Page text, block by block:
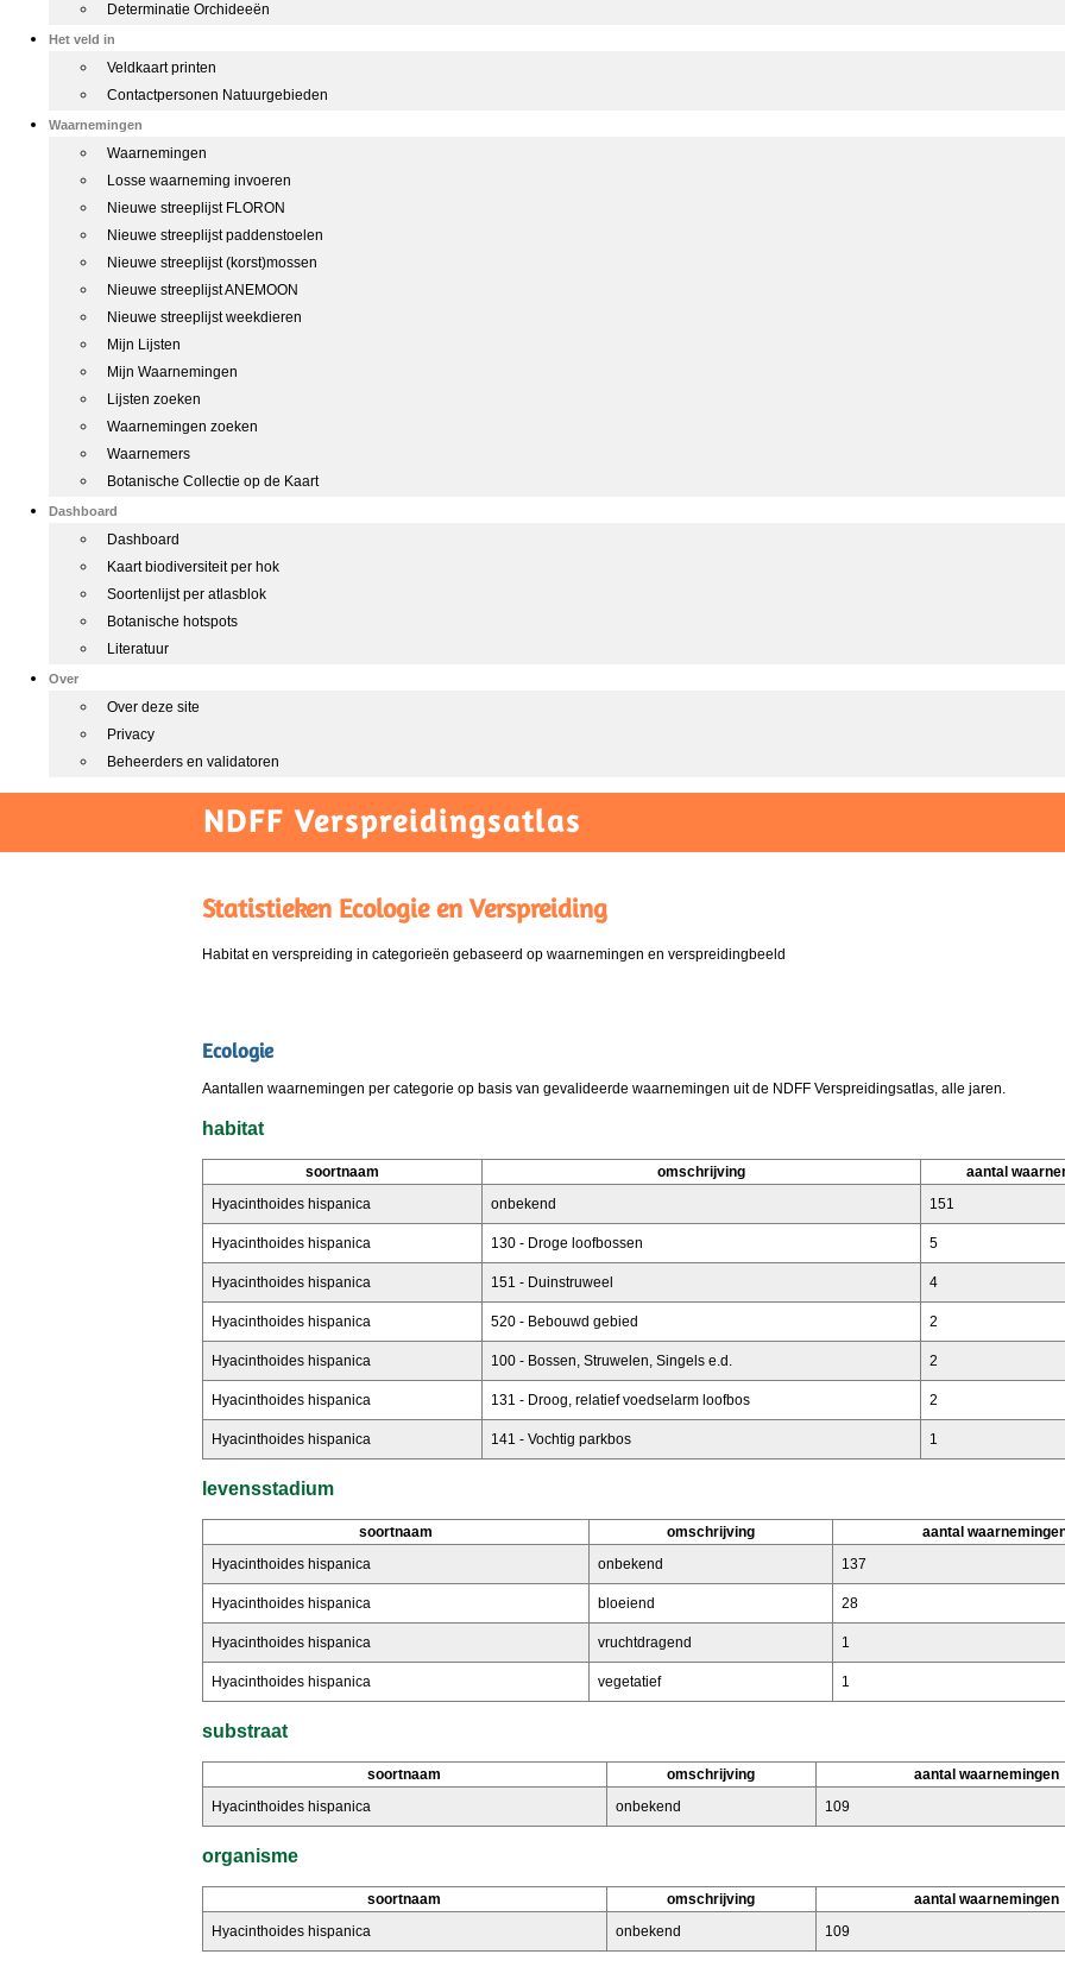
Determinatie Orchideeën
Het veld in
Veldkaart printen
Contactpersonen Natuurgebieden
Waarnemingen
Waarnemingen
Losse waarneming invoeren
Nieuwe streeplijst FLORON
Nieuwe streeplijst paddenstoelen
Nieuwe streeplijst (korst)mossen
Nieuwe streeplijst ANEMOON
Nieuwe streeplijst weekdieren
Mijn Lijsten
Mijn Waarnemingen
Lijsten zoeken
Waarnemingen zoeken
Waarnemers
Botanische Collectie op de Kaart
Dashboard
Dashboard
Kaart biodiversiteit per hok
Soortenlijst per atlasblok
Botanische hotspots
Literatuur
Over
Over deze site
Privacy
Beheerders en validatoren
NDFF Verspreidingsatlas
Statistieken Ecologie en Verspreiding
Habitat en verspreiding in categorieën gebaseerd op waarnemingen en verspreidingbeeld
Ecologie
Aantallen waarnemingen per categorie op basis van gevalideerde waarnemingen uit de NDFF Verspreidingsatlas, alle jaren.
habitat
soortnaam omschrijving
aantal
Hyacinthoides hispanica
onbekend 151
Hyacinthoides hispanica 130 - Droge loofbossen 5
Hyacinthoides hispanica 151 - Duinstruweel 4
Hyacinthoides hispanica 520 - Bebouwd gebied 2
Hyacinthoides hispanica 100 - Bossen, Struwelen, Singels e.d. 2
Hyacinthoides hispanica 131 - Droog, relatief voedselarm loofbos 2
Hyacinthoides hispanica 141 - Vochtig parkbos 1
levensstadium
soortnaam omschrijving
aantal
Hyacinthoides hispanica
onbekend 137
Hyacinthoides hispanica bloeiend 28
Hyacinthoides hispanica vruchtdragend 1
Hyacinthoides hispanica vegetatief 1
substraat
soortnaam omschrijving
aantal waarnemingen
Hyacinthoides hispanica
onbekend 109
organisme
soortnaam omschrijving
aantal waarnemingen
Hyacinthoides hispanica
onbekend 109